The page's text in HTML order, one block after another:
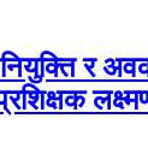
नियुक्ति र